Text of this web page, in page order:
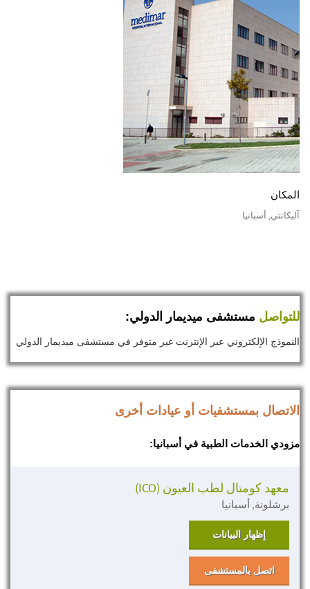
المكان
آليكانتي, أسبانيا
للتواصل مستشفى ميديمار الدولي:
النموذج الإلكتروني عبر الإنترنت غير متوفر في مستشفى ميديمار الدولي
الاتصال بمستشفيات أو عيادات أخرى
مزودي الخدمات الطبية في أسبانيا:
معهد كومتال لطب العيون (ICO)
برشلونة, أسبانيا
إظهار البيانات
اتصل بالمستشفى